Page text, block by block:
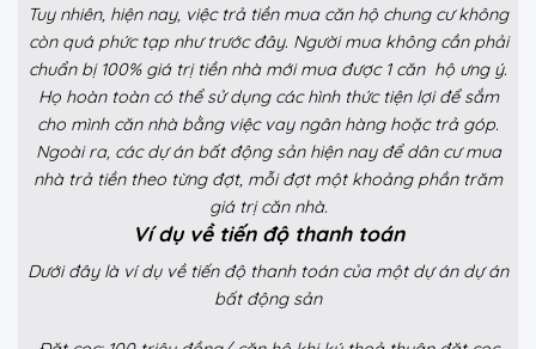
Tuy nhiên, hiện nay, việc trả tiền mua căn hộ chung cư không
còn quá phức tạp như trước đây. Người mua không cần phải
chuẩn bị 100% giá trị tiền nhà mới mua được 1 căn hộ ưng ý.
Họ hoàn toàn có thể sử dụng các hình thức tiện lợi để sắm
cho mình căn nhà bằng việc vay ngân hàng hoặc trả góp.
Ngoài ra, các dự án bất động sản hiện nay để dân cư mua
nhà trả tiền theo từng đợt, mỗi đợt một khoảng phần trăm
giá trị căn nhà.
Ví dụ về tiến độ thanh toán
Dưới đây là ví dụ về tiến độ thanh toán của một dự án dự án
bất động sản